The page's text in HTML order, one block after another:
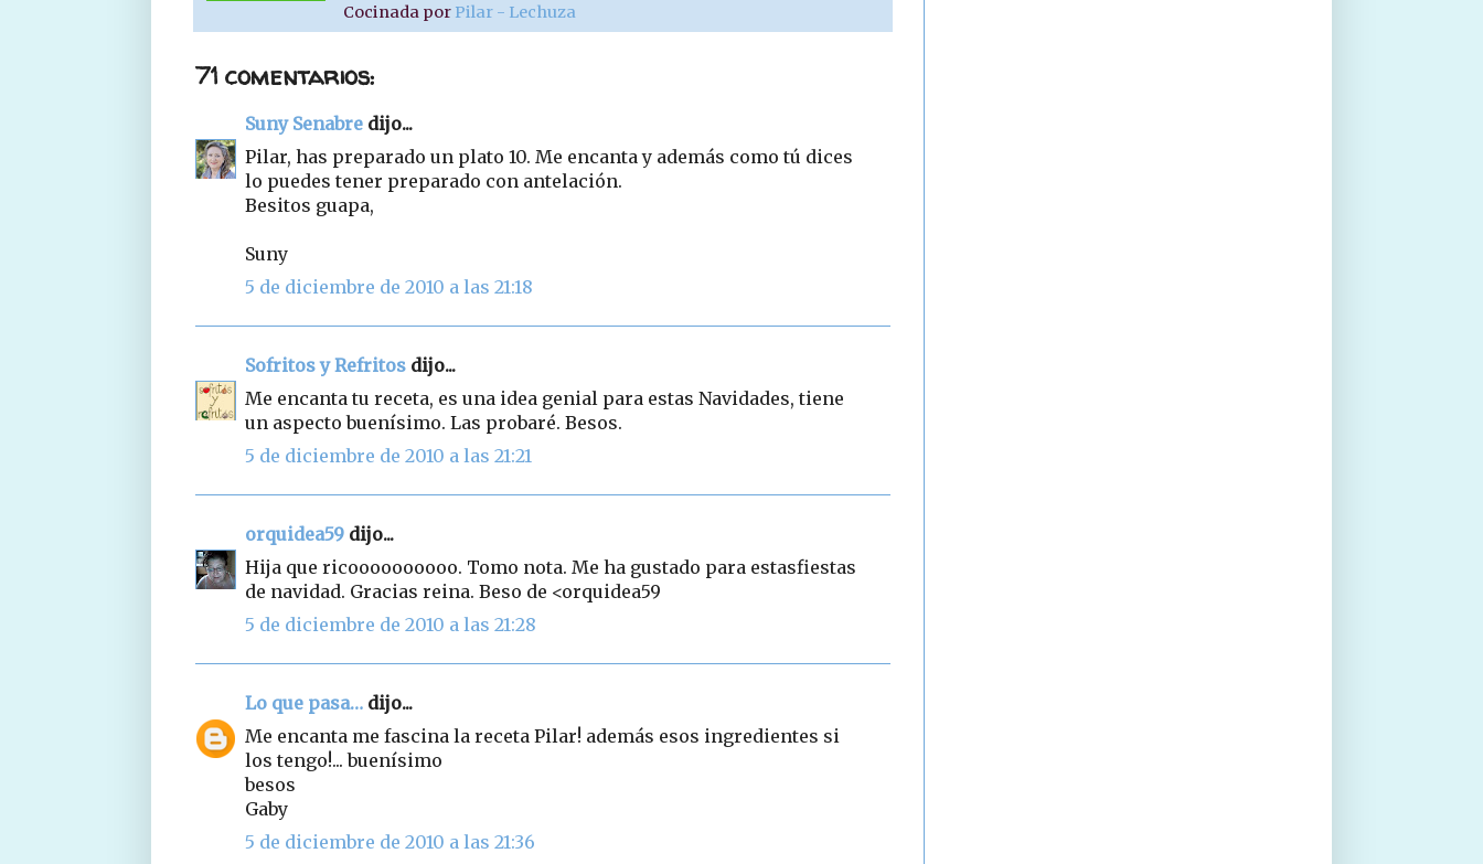
Cocinada por Pilar - Lechuza
71 comentarios:
Suny Senabre dijo...
Pilar, has preparado un plato 10. Me encanta y además como tú dices
lo puedes tener preparado con antelación.
Besitos guapa,
Suny
5 de diciembre de 2010 a las 21:18
Sofritos y Refritos dijo...
Me encanta tu receta, es una idea genial para estas Navidades, tiene
un aspecto buenísimo. Las probaré. Besos.
5 de diciembre de 2010 a las 21:21
orquidea59 dijo...
Hija que ricoooooooooo. Tomo nota. Me ha gustado para estasfiestas
de navidad. Gracias reina. Beso de <orquidea59
5 de diciembre de 2010 a las 21:28
Lo que pasa… dijo...
Me encanta me fascina la receta Pilar! además esos ingredientes si
los tengo!... buenísimo
besos
Gaby
5 de diciembre de 2010 a las 21:36